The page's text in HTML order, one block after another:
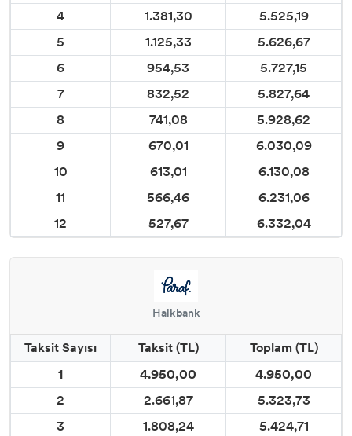
4
1.381,30
5.525,19
5
1.125,33
5.626,67
6
954,53
5.727,15
7
832,52
5.827,64
8
741,08
5.928,62
9
670,01
6.030,09
10
613,01
6.130,08
11
566,46
6.231,06
12
527,67 6.332,04
Halkbank
Taksit Sayısı Taksit (TL)
Toplam (TL)
1
4.950,00
4.950,00
2
2.661,87
5.323,73
3
1.808,24
5.424,71